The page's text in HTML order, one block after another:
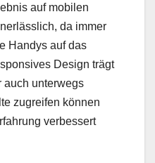
auf mobilen
da immer
Handys auf das
Design trägt
auch unterwegs
zugreifen können
verbessert